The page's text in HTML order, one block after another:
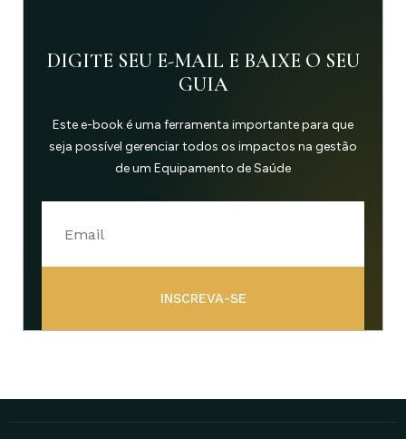
DIGITE SEU E-MAIL E BAIXE O SEU
GUIA
Este e-book é uma ferramenta importante para que
seja possível gerenciar todos os impactos na gestão
de um Equipamento de Saúde
INSCREVA-SE